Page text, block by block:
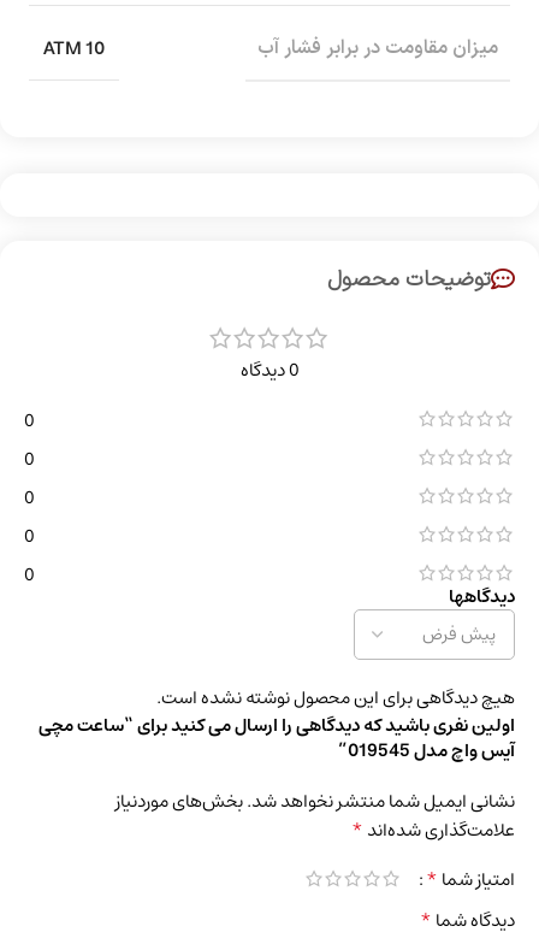
میزان مقاومت در برابر فشار آب 10 ATM
توضیحات محصول
0 دیدگاه
0
0
0
0
0
دیدگاهها
هیچ دیدگاهی برای این محصول نوشته نشده است.
اولین نفری باشید که دیدگاهی را ارسال می کنید برای “ساعت مچی
آیس واچ مدل 019545”
نشانی ایمیل شما منتشر نخواهد شد.بخش‌های موردنیاز
علامت‌گذاری شده‌اند*
امتیاز شما*
دیدگاه شما*